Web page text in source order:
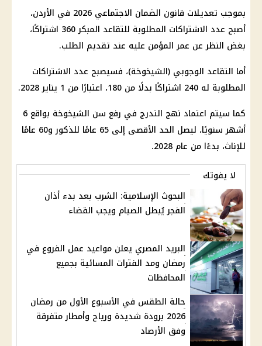
بموجب تعديلات قانون الضمان الاجتماعي 2026 في الأردن،
أصبح عدد الاشتراكات المطلوبة للتقاعد المبكر 360 اشتراكًا،
بغض النظر عن عمر المؤمن عليه عند تقديم الطلب.
أما التقاعد الوجوبي (الشيخوخة)، فسيصبح عدد الاشتراكات
المطلوبة له 240 اشتراكًا بدلًا من 180، اعتبارًا من 1 يناير 2028.
كما سيتم اعتماد نهج التدرج في رفع سن الشيخوخة بواقع 6
أشهر سنويًا، ليصل الحد الأقصى إلى 65 عامًا للذكور و60 عامًا
للإناث، بدءًا من عام 2028.
لا يفوتك
البحوث الإسلامية: الشرب بعد بدء أذان
الفجر يُبطل الصيام ويجب القضاء
البريد المصري يعلن مواعيد عمل الفروع في
رمضان ومد الفترات المسائية بجميع
المحافظات
حالة الطقس في الأسبوع الأول من رمضان
2026 برودة شديدة ورياح وأمطار متفرقة
وفق الأرصاد